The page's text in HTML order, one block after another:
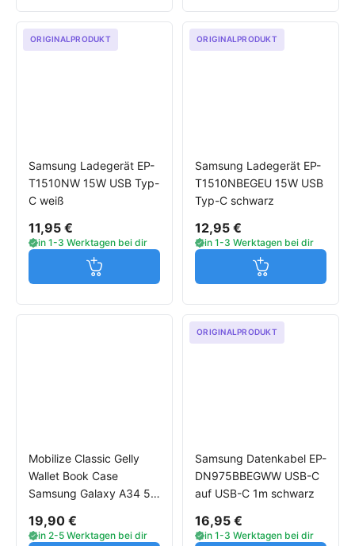
ORIGINALPRODUKT
Samsung Ladegerät EP-
T1510NW 15W USB Typ-
C weiß
11,95 €
in 1-3 Werktagen bei dir
Jetzt in den Warenkorb
ORIGINALPRODUKT
Samsung Ladegerät EP-
T1510NBEGEU 15W USB
Typ-C schwarz
12,95 €
in 1-3 Werktagen bei dir
Jetzt in den
Mobilize Classic Gelly
Wallet Book Case
Samsung Galaxy A34 5G
19,90 €
in 2-5 Werktagen bei dir
ORIGINALPRODUKT
Samsung Datenkabel EP-
DN975BBEGWW USB-C
auf USB-C 1m schwarz
16,95 €
in 1-3 Werktagen bei dir